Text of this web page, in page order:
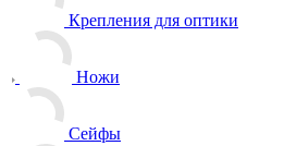
Крепления для оптики
Ножи
Сейфы